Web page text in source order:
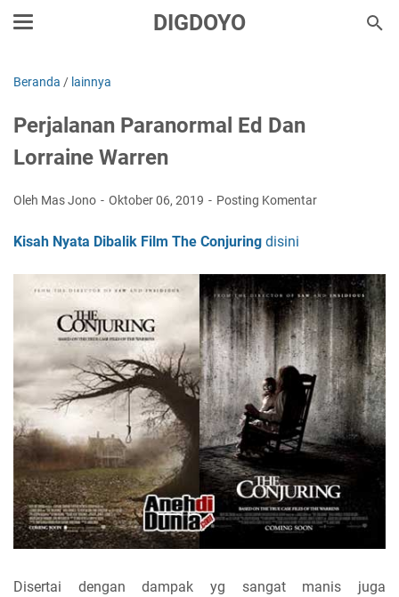
DIGDOYO
Beranda / lainnya
Perjalanan Paranormal Ed Dan
Lorraine Warren
Oleh Mas Jono Oktober 06, 2019 Posting Komentar
Kisah Nyata Dibalik Film The Conjuring disini
Disertai dengan dampak yg sangat manis juga